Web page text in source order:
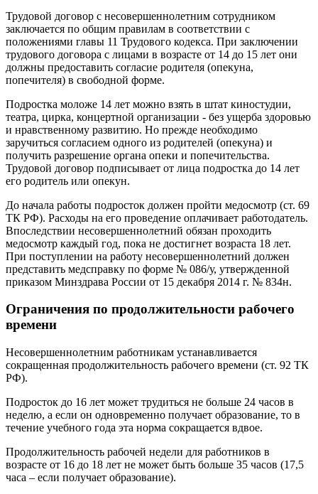
Трудовой договор с несовершеннолетним сотрудником
заключается по общим правилам в соответствии с
положениями главы 11 Трудового кодекса. При заключении
трудового договора с лицами в возрасте от 14 до 15 лет они
должны предоставить согласие родителя (опекуна,
попечителя) в свободной форме.
Подростка моложе 14 лет можно взять в штат киностудии,
театра, цирка, концертной организации - без ущерба здоровью
и нравственному развитию. Но прежде необходимо
заручиться согласием одного из родителей (опекуна) и
получить разрешение органа опеки и попечительства.
Трудовой договор подписывает от лица подростка до 14 лет
его родитель или опекун.
До начала работы подросток должен пройти медосмотр (ст. 69
ТК РФ). Расходы на его проведение оплачивает работодатель.
Впоследствии несовершеннолетний обязан проходить
медосмотр каждый год, пока не достигнет возраста 18 лет.
При поступлении на работу несовершеннолетний должен
представить медсправку по форме № 086/у, утвержденной
приказом Минздрава России от 15 декабря 2014 г. № 834н.
Ограничения по продолжительности рабочего
времени
Несовершеннолетним работникам устанавливается
сокращенная продолжительность рабочего времени (ст. 92 ТК
РФ).
Подросток до 16 лет может трудиться не больше 24 часов в
неделю, а если он одновременно получает образование, то в
течение учебного года эта норма сокращается вдвое.
Продолжительность рабочей недели для работников в
возрасте от 16 до 18 лет не может быть больше 35 часов (17,5
часа – если получает образование).